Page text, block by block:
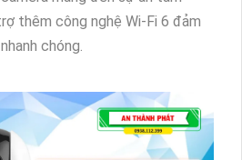
thêm công nghệ Wi-Fi 6 đảm
chóng.